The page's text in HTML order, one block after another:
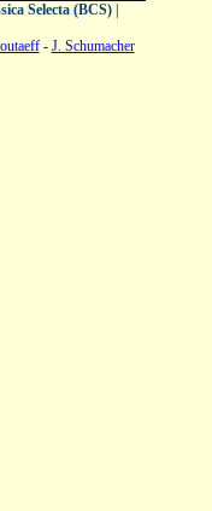
Selecta (BCS)|
- J. Schumacher